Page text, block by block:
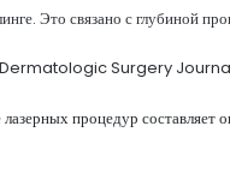
Это связано с глубиной
Dermatologic Surgery
процедур